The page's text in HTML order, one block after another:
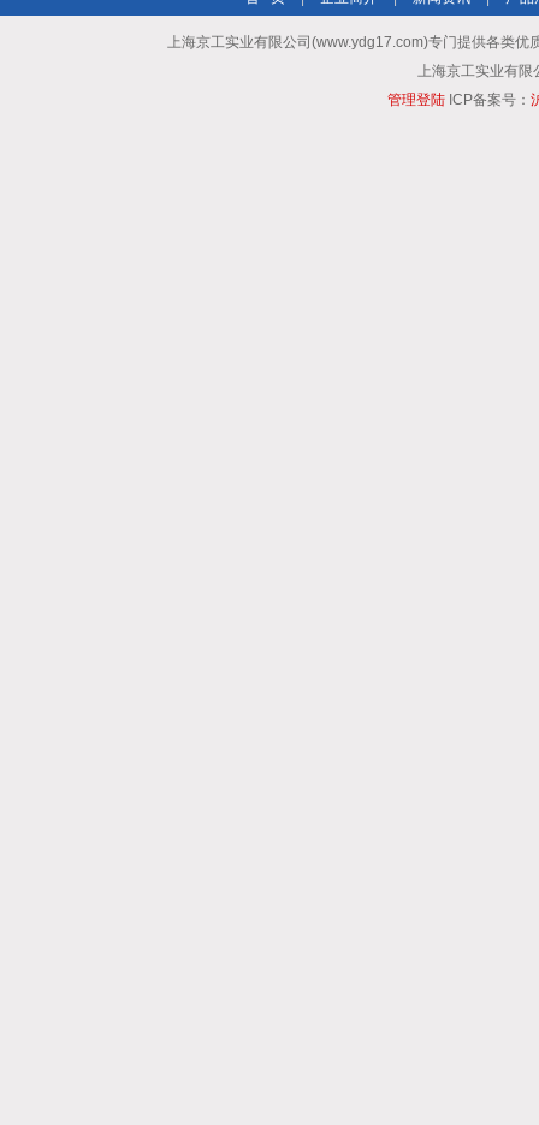
上海京工实业有限公司(www.ydg17.com)专门提供各类优
上海京工实业有限
管理登陆ICP备案号：